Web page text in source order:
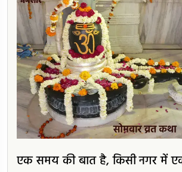
एक समय की बात है, किसी नगर में